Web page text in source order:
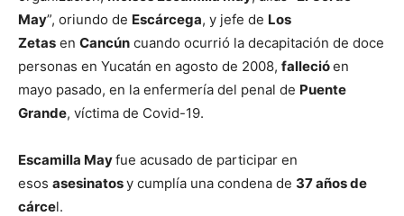
May”, oriundo de Escárcega, y jefe de Los
Zetas en Cancún cuando ocurrió la decapitación de doce
personas en Yucatán en agosto de 2008, fallecióen
mayo pasado, en la enfermería del penal de Puente
Grande, víctima de Covid-19.
Escamilla Mayfue acusado de participar en
esos asesinatosy cumplía una condena de 37 años de
cárcel.